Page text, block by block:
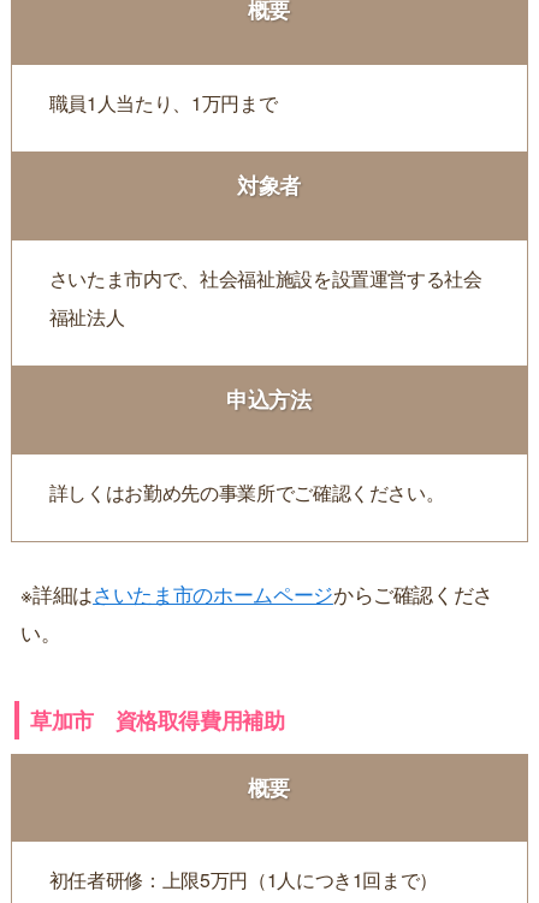
概要
職員1人当たり、1万円まで
対象者
さいたま市内で、社会福祉施設を設置運営する社会
福祉法人
申込方法
詳しくはお勤め先の事業所でご確認ください。
※詳細はさいたま市のホームページからご確認くださ
い。
草加市 資格取得費用補助
概要
初任者研修：上限5万円（1人につき1回まで）